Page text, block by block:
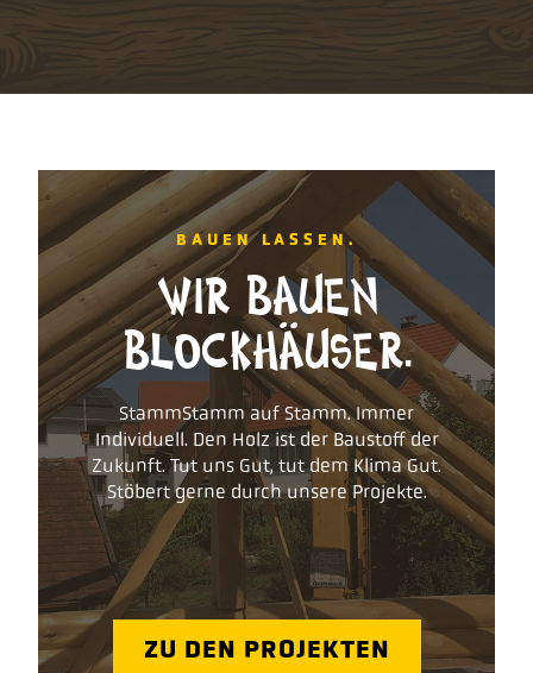
BAUEN LASSEN.
WIR BAUEN
BLOCKHÄUSER.
StammStamm auf Stamm. Immer
Individuell. Den Holz ist der Baustoff der
Zukunft. Tut uns Gut, tut dem Klima Gut.
Stöbert gerne durch unsere Projekte.
ZU DEN PROJEKTEN